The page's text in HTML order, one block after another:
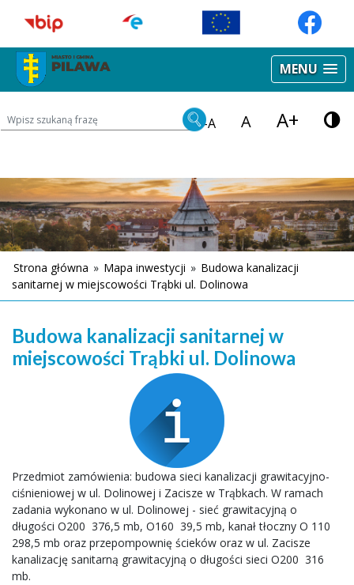
MENU
Wyszukiwarka treści na stronie -A A A+
Strona główna » Mapa inwestycji » Budowa kanalizacji
sanitarnej w miejscowości Trąbki ul. Dolinowa
Budowa kanalizacji sanitarnej w
miejscowości Trąbki ul. Dolinowa
Przedmiot zamówienia: budowa sieci kanalizacji grawitacyjno-
ciśnieniowej w ul. Dolinowej i Zacisze w Trąbkach. W ramach
zadania wykonano w ul. Dolinowej - sieć grawitacyjną o
długości O200  376,5 mb, O160  39,5 mb, kanał tłoczny O 110 
298,5 mb oraz przepompownię ścieków oraz w ul. Zacisze
kanalizację sanitarną grawitacyjną o długości sieci O200  316
mb.